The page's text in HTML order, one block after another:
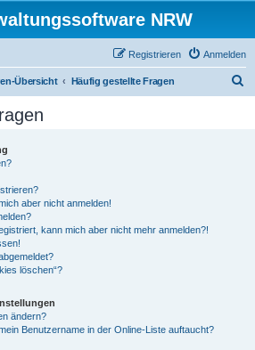
NRW
Anmelden
Registrieren
Übersicht Häufig gestellte Fragen
aber nicht anmelden!
kann mich aber nicht mehr anmelden?!
löschen“?
ändern?
Benutzername in der Online-Liste auftaucht?